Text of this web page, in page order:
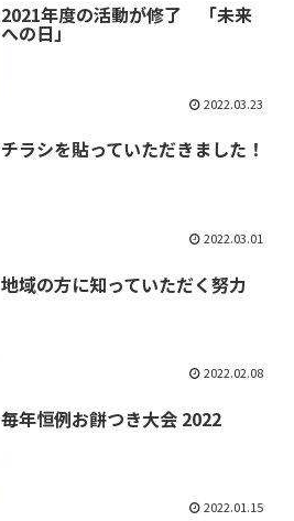
2021年度の活動が修了 「未来
への日」
2022.03.23
チラシを貼っていただきました！
2022.03.01
地域の方に知っていただく努力
2022.02.08
毎年恒例お餅つき大会 2022
2022.01.15